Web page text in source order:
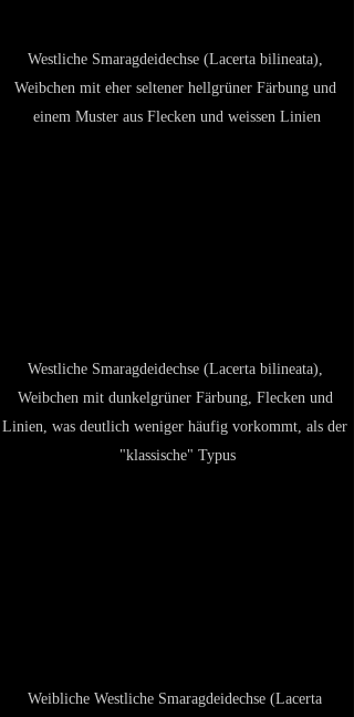
Westliche Smaragdeidechse (Lacerta bilineata),
Weibchen mit eher seltener hellgrüner Färbung und
einem Muster aus Flecken und weissen Linien
Westliche Smaragdeidechse (Lacerta bilineata),
Weibchen mit dunkelgrüner Färbung, Flecken und
Linien, was deutlich weniger häufig vorkommt, als der
"klassische" Typus
Weibliche Westliche Smaragdeidechse (Lacerta